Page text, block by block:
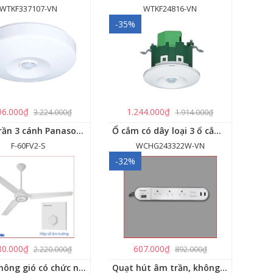
WTKF337107-VN
3.224.000₫
WTKF24816-VN
-35%
1.244.000₫ 1.914.000₫
Quạt trần 3 cánh Panasonic F-60FV2
F-60FV2-S
2.220.000₫
Ổ cắm có dây loại 3 ổ cắm, 2 USB, 1 công tắc - WCHG243322W-VN
WCHG243322W-VN
-32%
607.000₫ 892.000₫
Quạt thông gió có chức năng sưởi ấm, dùng cho phòng tắm - FV-30BY1 Quạt hút âm trần, không dùng ống dẫn Panasonic - FV-25TGU6